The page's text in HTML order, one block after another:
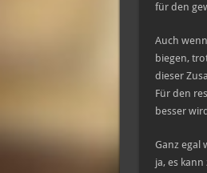
für den
Auch
biegen,
dieser
Für den
besser
Ganz egal
ja, es